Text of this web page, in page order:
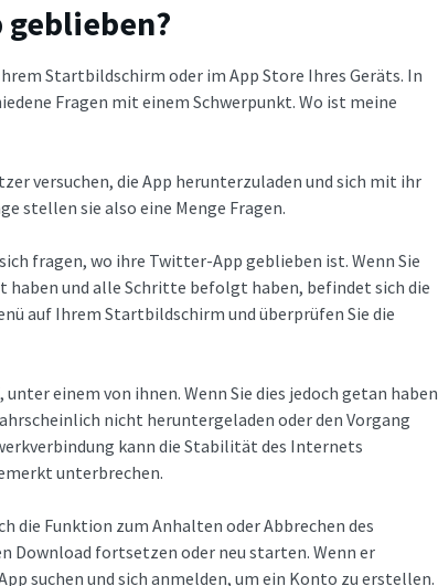
Startbildschirm oder im App Store Ihres Geräts. In
Fragen mit einem Schwerpunkt. Wo ist meine
versuchen, die App herunterzuladen und sich mit ihr
stellen sie also eine Menge Fragen.
fragen, wo ihre Twitter-App geblieben ist. Wenn Sie
und alle Schritte befolgt haben, befindet sich die
auf Ihrem Startbildschirm und überprüfen Sie die
einem von ihnen. Wenn Sie dies jedoch getan haben
nicht heruntergeladen oder den Vorgang
kann die Stabilität des Internets
unterbrechen.
die Funktion zum Anhalten oder Abbrechen des
Download fortsetzen oder neu starten. Wenn er
suchen und sich anmelden, um ein Konto zu erstellen.